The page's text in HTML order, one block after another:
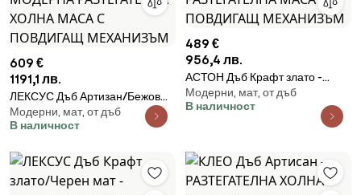
609 €
1191,1 лв.
ЛЕКСУС Дъб Артизан/Бежов
(Шампанско) - МОДЕРНА
РАЗТЕГАТЕЛНА ХОЛНА МАСА
Модерни, мат, от дъб
В наличност
489 €
956,4 лв.
АСТОН Дъб Крафт злато -
МОДЕРНА РАЗТЕГАТЕЛНА
МАСА С ПОВДИГАЩ
Модерни, мат, от дъб
В наличност